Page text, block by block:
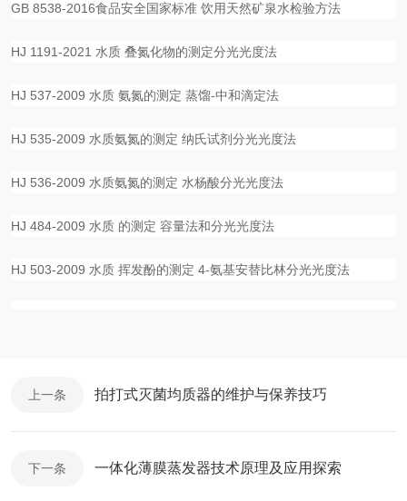
GB 8538-2016食品安全国家标准 饮用天然矿泉水检验方法
HJ 1191-2021 水质 叠氮化物的测定分光光度法
HJ 537-2009 水质 氨氮的测定 蒸馏-中和滴定法
HJ 535-2009 水质氨氮的测定 纳氏试剂分光光度法
HJ 536-2009 水质氨氮的测定 水杨酸分光光度法
HJ 484-2009 水质 的测定 容量法和分光光度法
HJ 503-2009 水质 挥发酚的测定 4-氨基安替比林分光光度法
上一条 拍打式灭菌均质器的维护与保养技巧
下一条 一体化薄膜蒸发器技术原理及应用探索